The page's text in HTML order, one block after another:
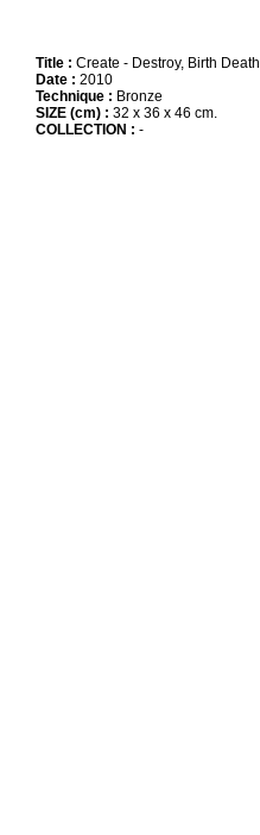
Title : Create - Destroy, Birth Death
Date : 2010
Technique : Bronze
SIZE (cm) : 32 x 36 x 46 cm.
COLLECTION : -